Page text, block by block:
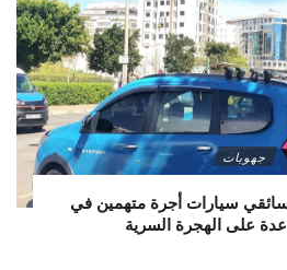
جهويات
سيارات أجرة متهمين في
على الهجرة السرية